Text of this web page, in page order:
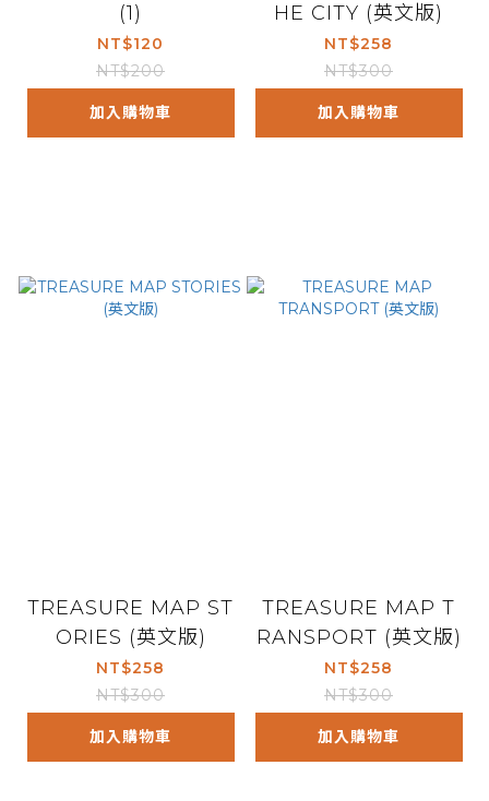
(1)
NT$120
NT$200
加入購物車
HE CITY (英文版)
NT$258
NT$300
加入購物車
TREASURE MAP ST
ORIES (英文版)
NT$258
NT$300
加入購物車
TREASURE MAP T
RANSPORT (英文版)
NT$258
NT$300
加入購物車